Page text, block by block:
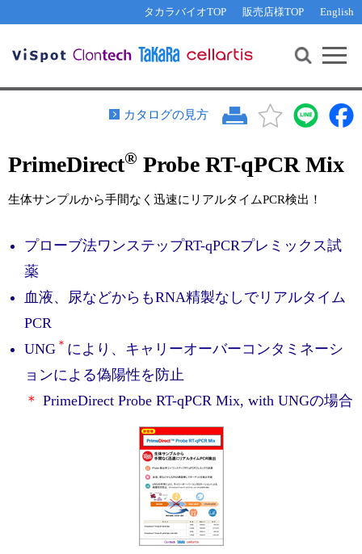
タカラバイオTOP 販売店様TOP English
機能解析・サイレンシング
PCR・等温増幅
リアルタイムPCR（qPCR）
サンプル請求
テクニカルサポートライン
その他 ライセンスに関するご相談
遺伝子組換え生物該当製品
研究支援ツール
Cut-Site Navigator 制限酵素切断サイトの検索
In-Fusion Cloning プライマー設計
抗体検索サイト
リアルタイムPCR （インターカレーター法）
プライマー検索・注文
リアルタイムPCR（プローブ法）
機器ソフトウェア・ベクター配列ダウンロード
リアルタイムPCR実験ガイド
遺伝子検査ガイド（食品・水質・家畜他）
幹細胞・再生医療研究ガイド
クローニング実験ガイド
お問い合わせ WEB会員登録
カタログの見方
PrimeDirect® Probe RT-qPCR Mix
生体サンプルから手間なく迅速にリアルタイムPCR検出！
プローブ法ワンステップRT-qPCRプレミックス試
薬
血液、尿などからもRNA精製なしでリアルタイム
PCR
UNG ＊ により、キャリーオーバーコンタミネーシ
ョンによる偽陽性を防止
＊ PrimeDirect Probe RT-qPCR Mix, with UNGの場合